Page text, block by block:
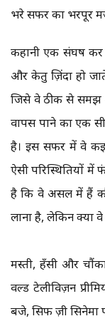
भरे सफर का भरपूर
कहानी एक संघर्ष
और केतु ज़िंदा हो
जिसे वे ठीक से समझ
वापस पाने का एक
है। इस सफर में वे
ऐसी परिस्थितियों
है कि वे असल में हैं
लाना है, लेकिन क्या
मस्ती, हँसी और
वर्ल्ड टेलीविज़न
बजे, सिर्फ ज़ी सिनेमा